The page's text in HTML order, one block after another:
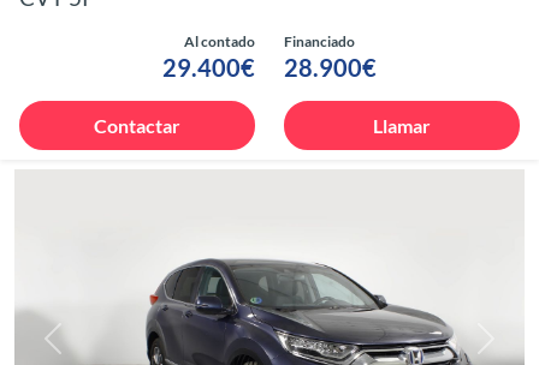
Al contado
29.400€
Financiado
28.900€
Contactar Llamar
Anterior